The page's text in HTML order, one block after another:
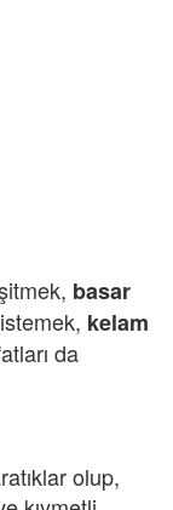
basar
istemek, kelam
da
olup,